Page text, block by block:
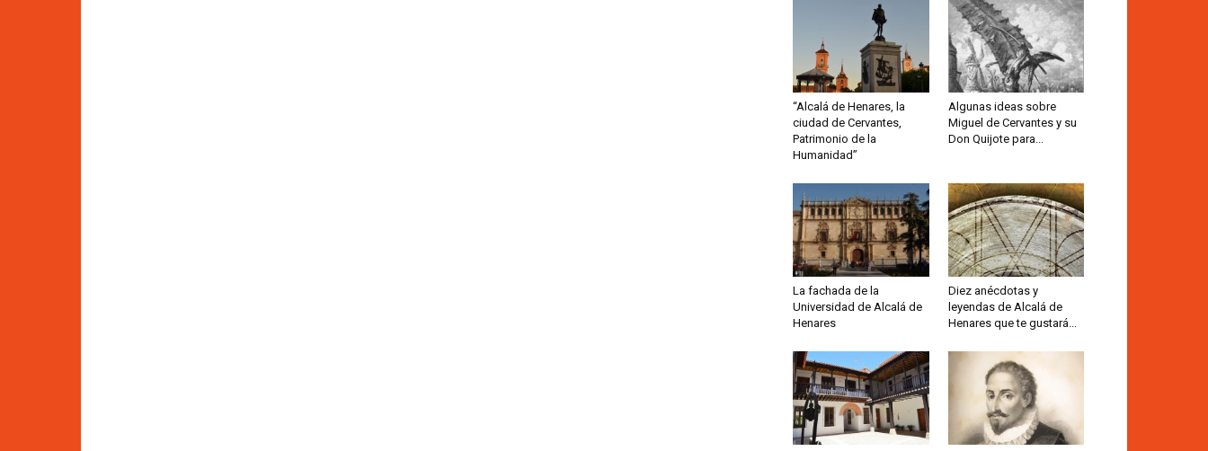
“Alcalá de Henares, la
ciudad de Cervantes,
Patrimonio de la
Humanidad”
Algunas ideas sobre
Miguel de Cervantes y su
Don Quijote para...
La fachada de la
Universidad de Alcalá de
Henares
Diez anécdotas y
leyendas de Alcalá de
Henares que te gustará...